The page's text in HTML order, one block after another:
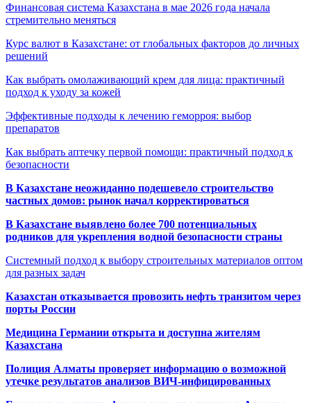
Финансовая система Казахстана в мае 2026 года начала
стремительно меняться
Курс валют в Казахстане: от глобальных факторов до личных
решений
Как выбрать омолаживающий крем для лица: практичный
подход к уходу за кожей
Эффективные подходы к лечению геморроя: выбор
препаратов
Как выбрать аптечку первой помощи: практичный подход к
безопасности
В Казахстане неожиданно подешевело строительство
частных домов: рынок начал корректироваться
В Казахстане выявлено более 700 потенциальных
родников для укрепления водной безопасности страны
Системный подход к выбору строительных материалов оптом
для разных задач
Казахстан отказывается провозить нефть транзитом через
порты России
Медицина Германии открыта и доступна жителям
Казахстана
Полиция Алматы проверяет информацию о возможной
утечке результатов анализов ВИЧ-инфицированных